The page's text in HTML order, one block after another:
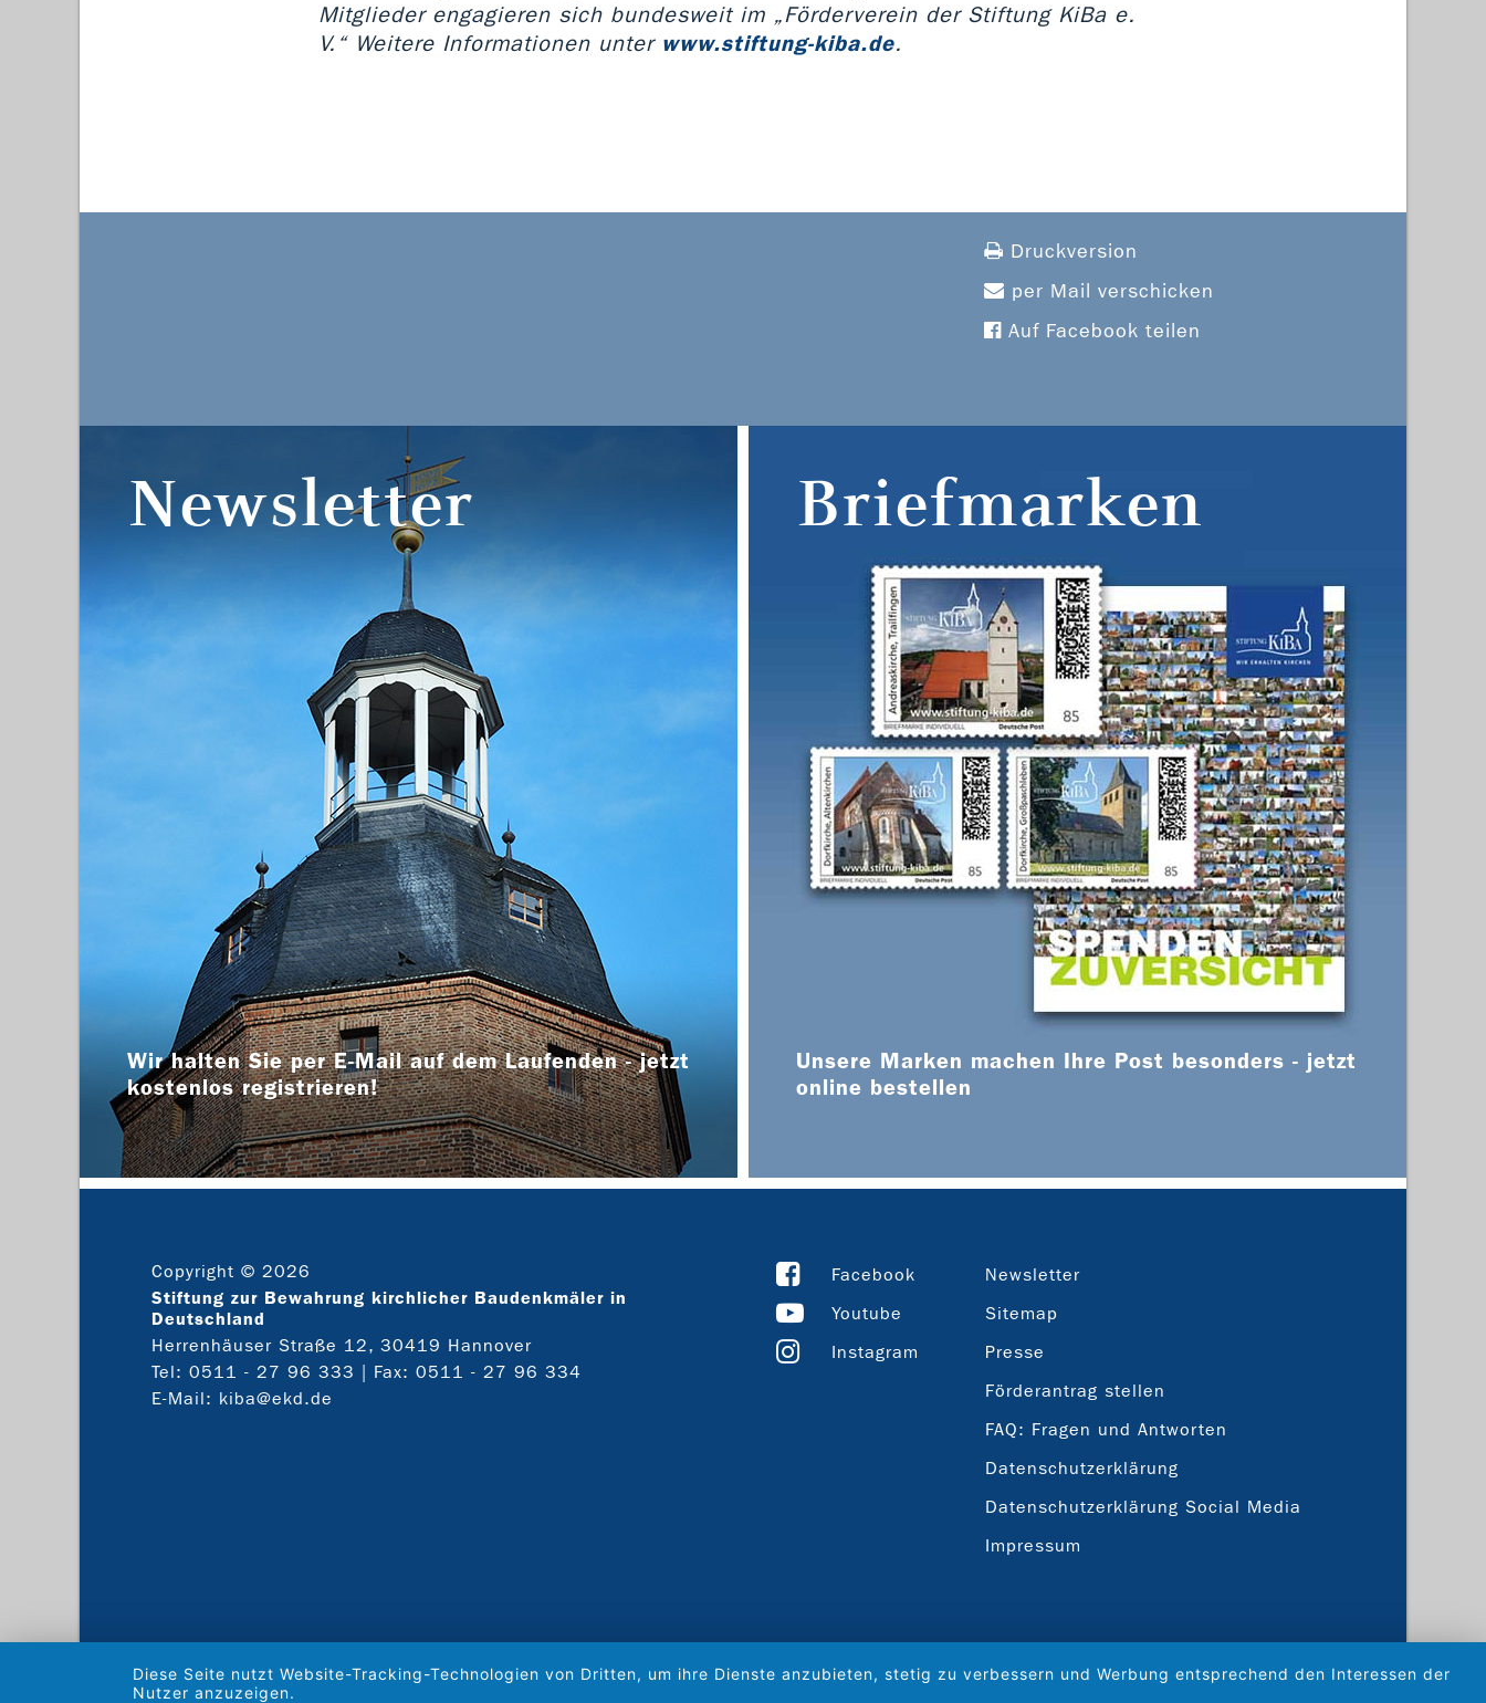
Mitglieder engagieren sich bundesweit im „Förderverein der Stiftung KiBa e.
V.“ Weitere Informationen unter www.stiftung-kiba.de.
Druckversion
per Mail verschicken
Auf Facebook teilen
Newsletter
Wir halten Sie per E-Mail auf dem Laufenden - jetzt
kostenlos registrieren!
Briefmarken
Unsere Marken machen Ihre Post besonders - jetzt
online bestellen
Copyright © 2026
Stiftung zur Bewahrung kirchlicher Baudenkmäler in
Deutschland
Herrenhäuser Straße 12, 30419 Hannover
Tel: 0511 - 27 96 333 | Fax: 0511 - 27 96 334
E-Mail: kiba@ekd.de
Facebook
Youtube
Instagram
Newsletter
Sitemap
Presse
Förderantrag stellen
FAQ: Fragen und Antworten
Datenschutzerklärung
Datenschutzerklärung Social Media
Impressum
Diese Seite nutzt Website-Tracking-Technologien von Dritten, um ihre Dienste anzubieten, stetig zu verbessern und Werbung entsprechend den Interessen der
Nutzer anzuzeigen.